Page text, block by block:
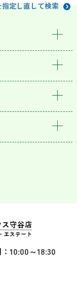
定し直して検索
10:00～18:30